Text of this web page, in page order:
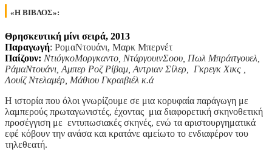
«H ΒΙΒΛΟΣ»:
Θρησκευτική μίνι σειρά, 2013
Παραγωγή: ΡομαΝτουάνι, Μαρκ Μπερνέτ
Παίζουν: ΝτιόγκοΜοργκαντο, ΝτάργουινΣοου, Πωλ Μπράιτγουελ,
ΡάμαΝτουάνι, Αμπερ Ροζ Ρίβαμ, Αντριαν Σίλερ, Γκρεγκ Χικς ,
Λουίζ Ντελαμέρ, Μάθιου Γκραιβιέλ κ.ά
Η ιστορία που όλοι γνωρίζουμε σε μια κορυφαία παράγωγη με
λαμπερούς πρωταγωνιστές, έχοντας μια διαφορετική σκηνοθετική
προσέγγιση με εντυπωσιακές σκηνές, ενώ τα αριστουργηματικά
εφέ κόβουν την ανάσα και κρατάνε αμείωτο το ενδιαφέρον του
τηλεθεατή.